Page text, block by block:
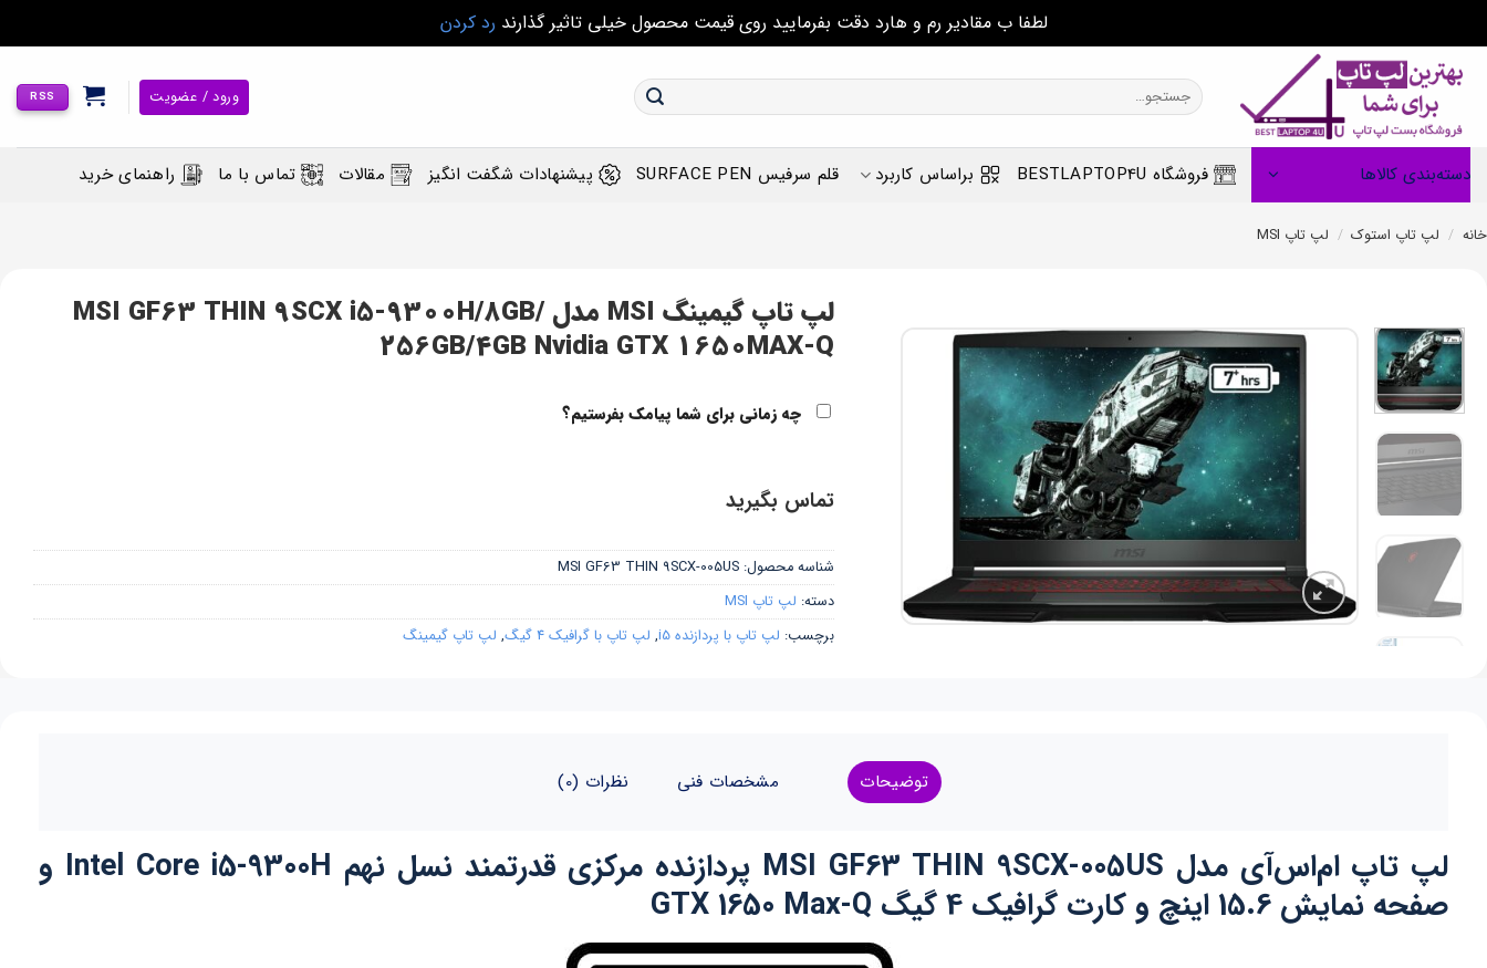
لطفا ب مقادیر رم و هارد دقت بفرمایید روی قیمت محصول خیلی تاثیر گذارند رد کردن
content
جستجو
برای:
ورود / عضویت RSS
دسته‌بندی کالاها فروشگاه BESTLAPTOP4U براساس کاربرد قلم سرفیس SURFACE PEN پیشنهادات شگفت انگیز مقالات تماس با ما راهنمای خرید
خانه / لپ تاپ استوک / لپ تاپ MSI
لپ تاپ گیمینگ MSI مدل MSI GF63 THIN 9SCX i5-9300H/8GB/
256GB/4GB Nvidia GTX 1650MAX-Q
چه زمانی برای شما پیامک بفرستیم؟
تماس بگیرید
شناسه محصول: MSI GF63 THIN 9SCX-005US
دسته: لپ تاپ MSI
برچسب: لپ تاپ با پردازنده i5 , لپ تاپ با گرافیک 4 گیگ , لپ تاپ گیمینگ
توضیحات مشخصات فنی نظرات (0)
لپ تاپ ام‌اس‌آی مدل MSI GF63 THIN 9SCX-005US پردازنده مرکزی قدرتمند نسل نهم Intel Core i5-9300H و
صفحه نمایش 15.6 اینچ و کارت گرافیک 4 گیگ GTX 1650 Max-Q